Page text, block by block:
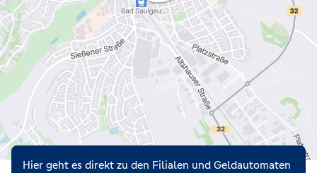
Hier geht es direkt zu den Filialen und Geldautomaten